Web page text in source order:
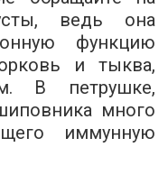
ведь она
функцию
и тыква,
В петрушке,
много
иммунную